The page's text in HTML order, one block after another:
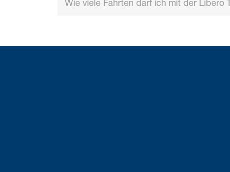
Wie viele Fahrten darf ich mit der Libero